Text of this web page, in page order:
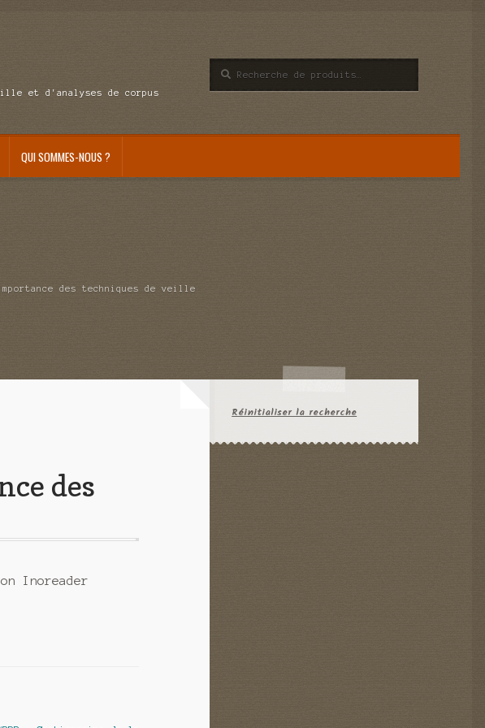
et d'analyses de corpus
pour :
QUI SOMMES-NOUS ?
des techniques de veille
des
Inoreader
Réinitialiser la recherche